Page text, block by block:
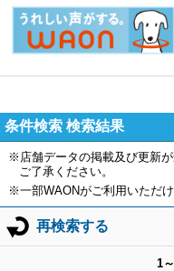
条件検索 検索結果
※店舗データの掲載及び更新
ご了承ください。
※一部WAONがご利用いただけ
再検索する
1～